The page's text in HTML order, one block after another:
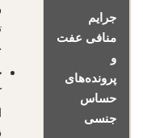
جرایم
منافی عفت
و
پرونده‌های
حساس
جنسی